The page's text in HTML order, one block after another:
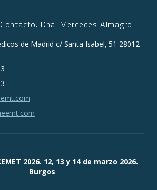
Dña. Mercedes Almagro
de Madrid c/ Santa Isabel, 51 28012 -
2026. 12, 13 y 14 de marzo 2026.
Burgos